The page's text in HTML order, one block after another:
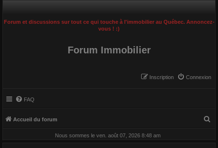
Forum et discussions sur tout ce qui touche à l'immobilier au Québec. Annoncez-
vous ! :)
Forum Immobilier
Connexion
Inscription
FAQ
Accueil du forum
c
Nous sommes le ven. août 07, 2026 8:48 am